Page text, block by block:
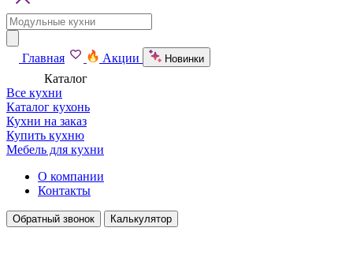
Главная Акции Новинки
Каталог
Все кухни
Каталог кухонь
Кухни на заказ
Купить кухню
Мебель для кухни
О компании
Контакты
Обратный звонок Калькулятор